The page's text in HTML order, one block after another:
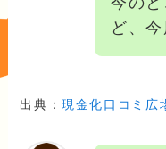
ど、
出典：現金化口コミ広